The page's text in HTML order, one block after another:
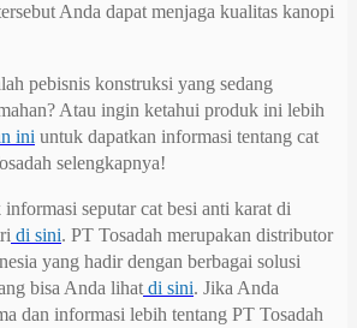
Anda dapat menjaga kualitas kanopi
pebisnis konstruksi yang sedang
Atau ingin ketahui produk ini lebih
ini untuk dapatkan informasi tentang cat
selengkapnya!
seputar cat besi anti karat di
di sini. PT Tosadah merupakan distributor
yang hadir dengan berbagai solusi
bisa Anda lihat di sini. Jika Anda
dan informasi lebih tentang PT Tosadah